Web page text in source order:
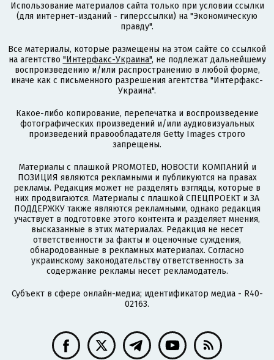
Использование материалов сайта только при условии ссылки
(для интернет-изданий - гиперссылки) на "Экономическую
правду".
Все материалы, которые размещены на этом сайте со ссылкой
на агентство "Интерфакс-Украина", не подлежат дальнейшему
воспроизведению и/или распространению в любой форме,
иначе как с письменного разрешения агентства "Интерфакс-
Украина".
Какое-либо копирование, перепечатка и воспроизведение
фотографических произведений и/или аудиовизуальных
произведений правообладателя Getty Images строго
запрещены.
Материалы с плашкой PROMOTED, НОВОСТИ КОМПАНИЙ и
ПОЗИЦИЯ являются рекламными и публикуются на правах
рекламы. Редакция может не разделять взгляды, которые в
них продвигаются. Материалы с плашкой СПЕЦПРОЕКТ и ЗА
ПОДДЕРЖКУ также являются рекламными, однако редакция
участвует в подготовке этого контента и разделяет мнения,
высказанные в этих материалах. Редакция не несет
ответственности за факты и оценочные суждения,
обнародованные в рекламных материалах. Согласно
украинскому законодательству ответственность за
содержание рекламы несет рекламодатель.
Субъект в сфере онлайн-медиа; идентификатор медиа - R40-
02163.